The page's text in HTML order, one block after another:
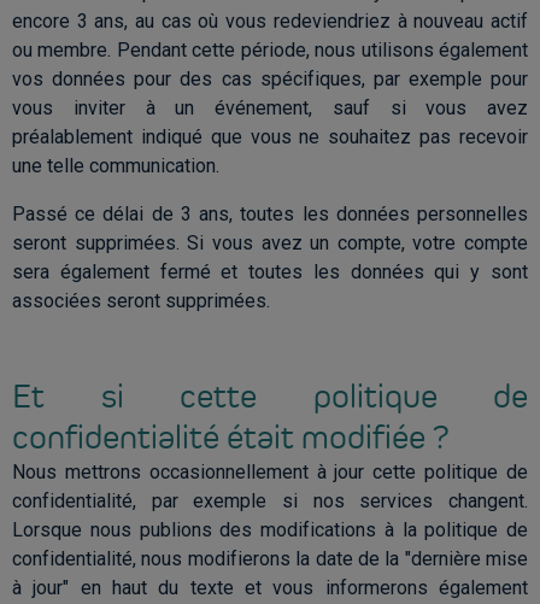
encore 3 ans, au cas où vous redeviendriez à nouveau actif
ou membre. Pendant cette période, nous utilisons également
vos données pour des cas spécifiques, par exemple pour
vous inviter à un événement, sauf si vous avez
préalablement indiqué que vous ne souhaitez pas recevoir
une telle communication.
Passé ce délai de 3 ans, toutes les données personnelles
seront supprimées. Si vous avez un compte, votre compte
sera également fermé et toutes les données qui y sont
associées seront supprimées.
Et si cette politique de
confidentialité était modifiée ?
Nous mettrons occasionnellement à jour cette politique de
confidentialité, par exemple si nos services changent.
Lorsque nous publions des modifications à la politique de
confidentialité, nous modifierons la date de la "dernière mise
à jour" en haut du texte et vous informerons également